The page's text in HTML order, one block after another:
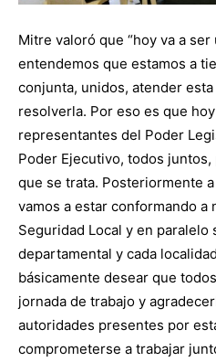
Mitre valoró que “hoy va a
entendemos que estamos a
conjunta, unidos, atender
resolverla. Por eso es que
representantes del Poder
Poder Ejecutivo, todos
que se trata. Posteriormente
vamos a estar conformando a
Seguridad Local y en paralelo
departamental y cada
básicamente desear que
jornada de trabajo y
autoridades presentes por
comprometerse a trabajar